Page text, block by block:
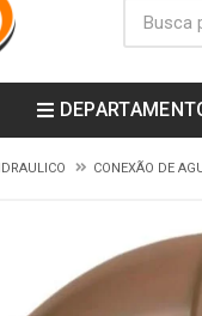
CONEXÃO DE